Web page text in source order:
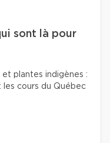
sont là pour
et plantes indigènes :
les cours du Québec